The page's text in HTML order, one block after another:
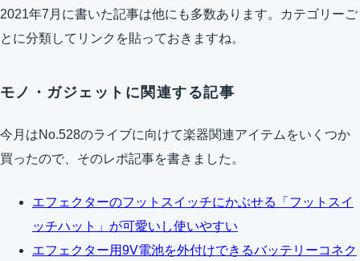
2021年7月に書いた記事は他にも多数あります。カテゴリーご
とに分類してリンクを貼っておきますね。
モノ・ガジェットに関連する記事
今月はNo.528のライブに向けて楽器関連アイテムをいくつか
買ったので、そのレポ記事を書きました。
エフェクターのフットスイッチにかぶせる「フットスイ
ッチハット」が可愛いし使いやすい
エフェクター用9V電池を外付けできるバッテリーコネク